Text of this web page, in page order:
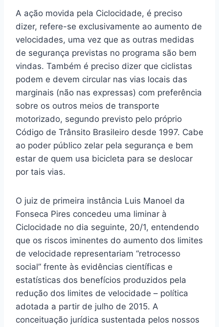
A ação movida pela Ciclocidade, é preciso
dizer, refere-se exclusivamente ao aumento de
velocidades, uma vez que as outras medidas
de segurança previstas no programa são bem
vindas. Também é preciso dizer que ciclistas
podem e devem circular nas vias locais das
marginais (não nas expressas) com preferência
sobre os outros meios de transporte
motorizado, segundo previsto pelo próprio
Código de Trânsito Brasileiro desde 1997. Cabe
ao poder público zelar pela segurança e bem
estar de quem usa bicicleta para se deslocar
por tais vias.
O juiz de primeira instância Luis Manoel da
Fonseca Pires concedeu uma liminar à
Ciclocidade no dia seguinte, 20/1, entendendo
que os riscos iminentes do aumento dos limites
de velocidade representariam “retrocesso
social” frente às evidências científicas e
estatísticas dos benefícios produzidos pela
redução dos limites de velocidade – política
adotada a partir de julho de 2015. A
conceituação jurídica sustentada pelos nossos